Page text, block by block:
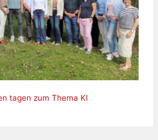
tagen zum Thema KI